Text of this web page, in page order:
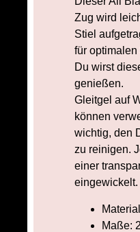
Zug wird
Stiel
für optimalen
Du wirst
genießen.
Gleitgel auf
können
wichtig, den
zu reinigen.
einer
eingewickelt.
Maße: